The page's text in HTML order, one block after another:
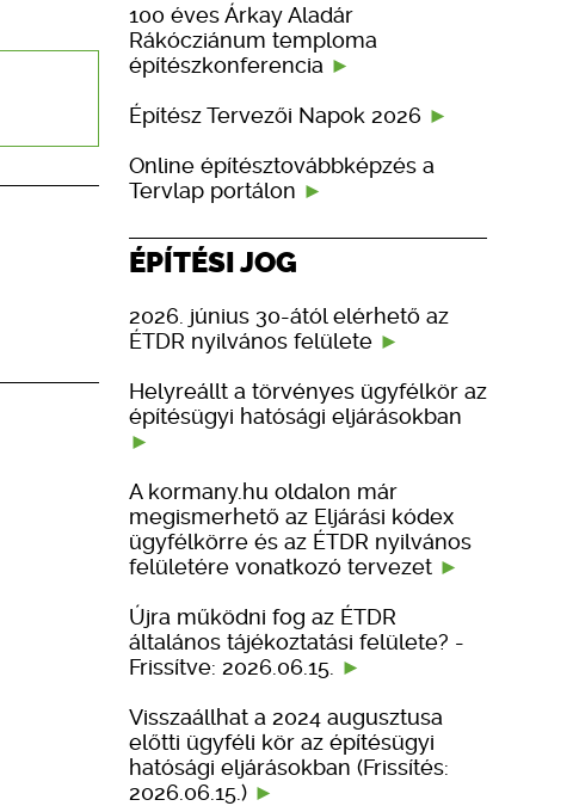
100 éves Árkay Aladár
Rákócziánum temploma
építészkonferencia
Építész Tervezői Napok 2026
Online építésztovábbképzés a
Tervlap portálon
ÉPÍTÉSI JOG
2026. június 30-ától elérhető az
ÉTDR nyilvános felülete
Helyreállt a törvényes ügyfélkör az
építésügyi hatósági eljárásokban
A kormany.hu oldalon már
megismerhető az Eljárási kódex
ügyfélkörre és az ÉTDR nyilvános
felületére vonatkozó tervezet
Újra működni fog az ÉTDR
általános tájékoztatási felülete? -
Frissítve: 2026.06.15.
Visszaállhat a 2024 augusztusa
előtti ügyféli kör az építésügyi
hatósági eljárásokban (Frissítés:
2026.06.15.)